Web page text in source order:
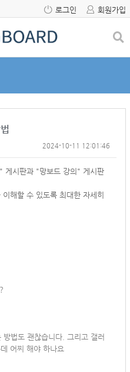
로그인 회원가입
2024-10-11 12:01:46
게시판과 "망보드 강의" 게시판
이해할 수 있도록 최대한 자세히
법도 괜찮습니다. 그리고 갤러
어찌 해야 하나요